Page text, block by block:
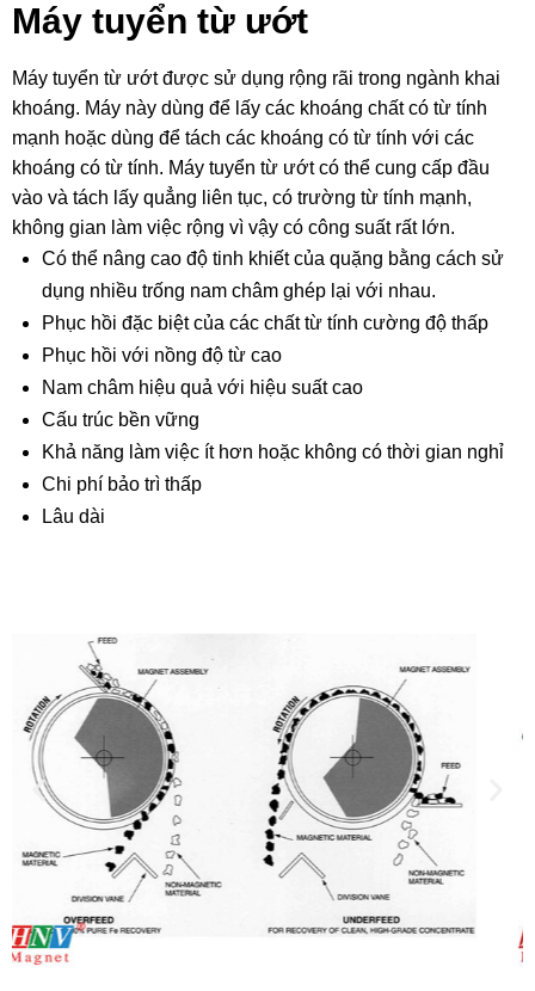
Máy tuyển từ ướt
Máy tuyển từ ướt được sử dụng rộng rãi trong ngành khai
khoáng. Máy này dùng để lấy các khoáng chất có từ tính
mạnh hoặc dùng để tách các khoáng có từ tính với các
khoáng có từ tính. Máy tuyển từ ướt có thể cung cấp đầu
vào và tách lấy quẳng liên tục, có trường từ tính mạnh,
không gian làm việc rộng vì vậy có công suất rất lớn.
Có thể nâng cao độ tinh khiết của quặng bằng cách sử
dụng nhiều trống nam châm ghép lại với nhau.
Phục hồi đặc biệt của các chất từ tính cường độ thấp
Phục hồi với nồng độ từ cao
Nam châm hiệu quả với hiệu suất cao
Cấu trúc bền vững
Khả năng làm việc ít hơn hoặc không có thời gian nghỉ
Chi phí bảo trì thấp
Lâu dài